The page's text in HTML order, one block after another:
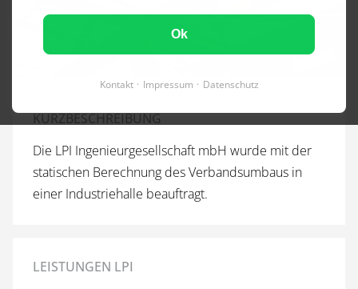
Ok
Kontakt Impressum Datenschutz
KURZBESCHREIBUNG
Die LPI Ingenieurgesellschaft mbH wurde mit der
statischen Berechnung des Verbandsumbaus in
einer Industriehalle beauftragt.
LEISTUNGEN LPI